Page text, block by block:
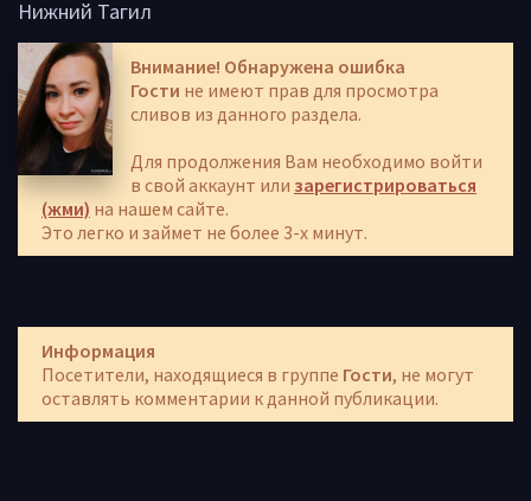
Нижний Тагил
Внимание! Обнаружена ошибка
Гости не имеют прав для просмотра
сливов из данного раздела.
Для продолжения Вам необходимо войти
в свой аккаунт или зарегистрироваться
(жми) на нашем сайте.
Это легко и займет не более 3-х минут.
Информация
Посетители, находящиеся в группе Гости, не могут
оставлять комментарии к данной публикации.